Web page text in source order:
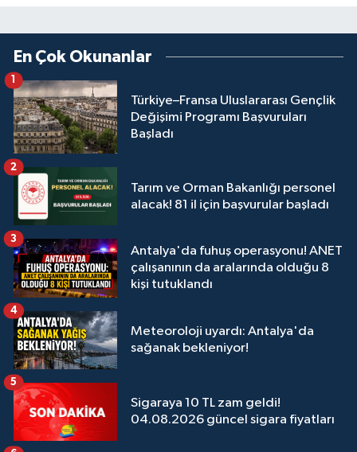
En Çok Okunanlar
Türkiye–Fransa Uluslararası Gençlik
Değişimi Programı Başvuruları
Başladı
Tarım ve Orman Bakanlığı personel
alacak! 81 il için başvurular başladı
2
Antalya'da fuhuş operasyonu! ANET
çalışanının da aralarında olduğu 8
kişi tutuklandı
3
Meteoroloji uyardı: Antalya'da
sağanak bekleniyor!
4
Sigaraya 10 TL zam geldi!
04.08.2026 güncel sigara fiyatları
5